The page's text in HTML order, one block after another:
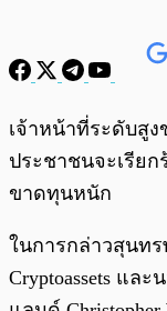
พร้อมเล่น
เจ้าหน้าที่ระดับสู
ประชาชนจะเรียก
ขาดทุนหนัก
ในการกล่าวสุนทร
Cryptoassets แล